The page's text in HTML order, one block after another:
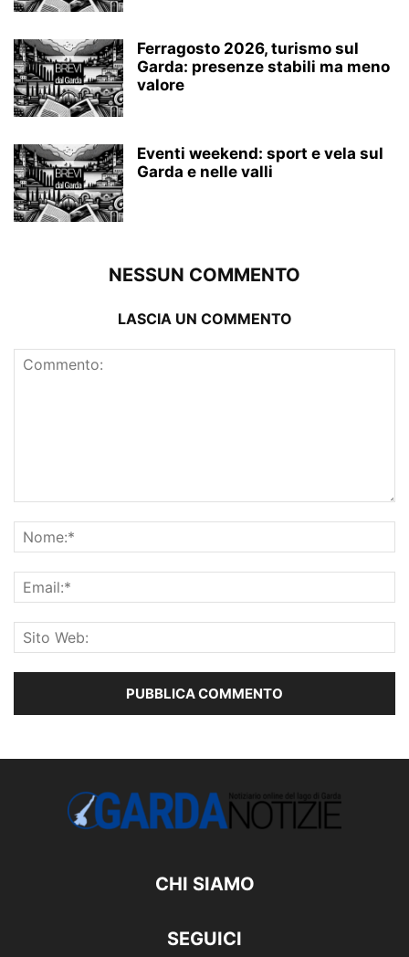
Ferragosto 2026, turismo sul
Garda: presenze stabili ma meno
valore
Eventi weekend: sport e vela sul
Garda e nelle valli
NESSUN COMMENTO
LASCIA UN COMMENTO
CHI SIAMO
SEGUICI